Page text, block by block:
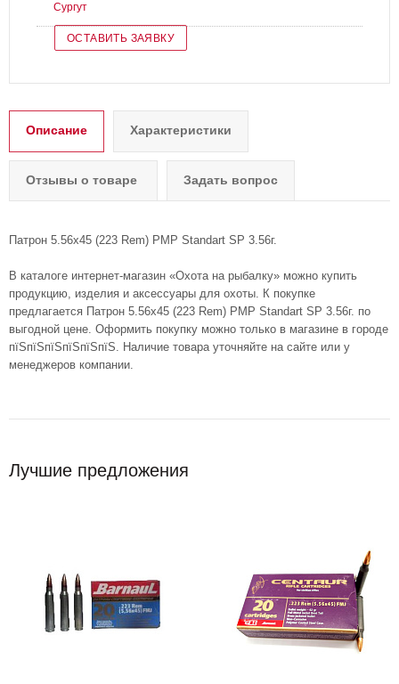
Сургут
ОСТАВИТЬ ЗАЯВКУ
Описание Характеристики
Отзывы о товаре Задать вопрос
Патрон 5.56x45 (223 Rem) PMP Standart SP 3.56г.
В каталоге интернет-магазин «Охота на рыбалку» можно купить
продукцию, изделия и аксессуары для охоты. К покупке
предлагается Патрон 5.56x45 (223 Rem) PMP Standart SP 3.56г. по
выгодной цене. Оформить покупку можно только в магазине в городе
пїЅпїЅпїЅпїЅпїЅпїЅ. Наличие товара уточняйте на сайте или у
менеджеров компании.
Лучшие предложения